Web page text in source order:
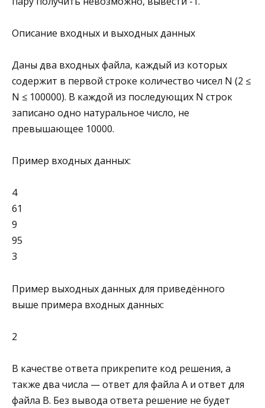
Описание входных и выходных данных
Даны два входных файла, каждый из которых
содержит в первой строке количество чисел N (2 ≤
N ≤ 100000). В каждой из последующих N строк
записано одно натуральное число, не
превышающее 10000.
Пример входных данных:
4
61
9
95
3
Пример выходных данных для приведённого
выше примера входных данных:
2
В качестве ответа прикрепите код решения, а
также два числа — ответ для файла А и ответ для
файла B. Без вывода ответа решение не будет